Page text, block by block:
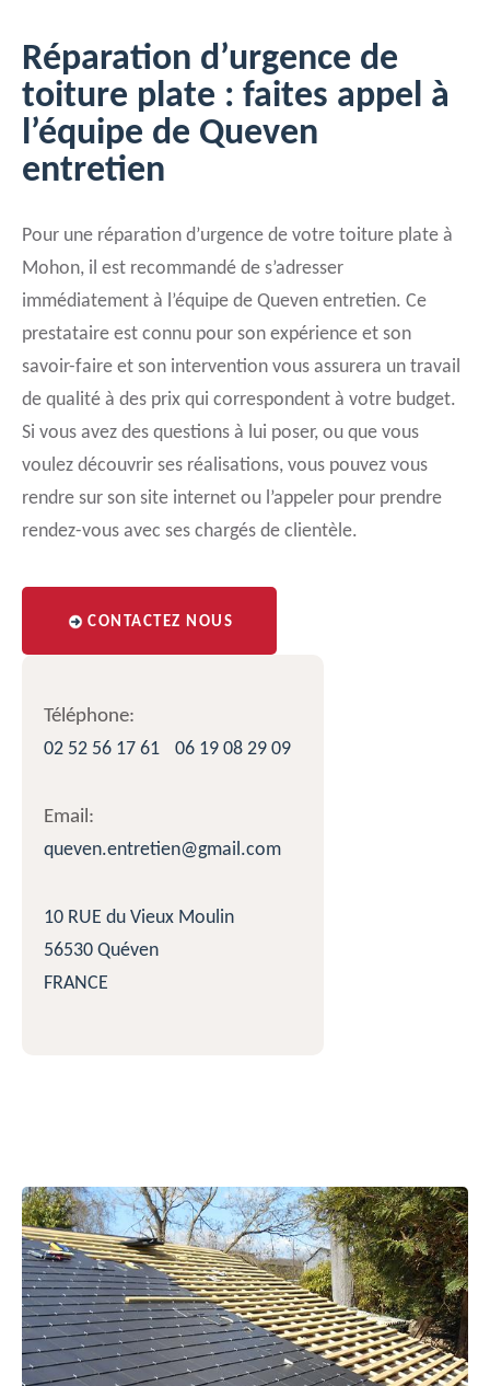
Réparation d’urgence de
toiture plate : faites appel à
l’équipe de Queven
entretien
Pour une réparation d’urgence de votre toiture plate à
Mohon, il est recommandé de s’adresser
immédiatement à l’équipe de Queven entretien. Ce
prestataire est connu pour son expérience et son
savoir-faire et son intervention vous assurera un travail
de qualité à des prix qui correspondent à votre budget.
Si vous avez des questions à lui poser, ou que vous
voulez découvrir ses réalisations, vous pouvez vous
rendre sur son site internet ou l’appeler pour prendre
rendez-vous avec ses chargés de clientèle.
CONTACTEZ NOUS
Téléphone:
02 52 56 17 61
06 19 08 29 09
Email:
queven.entretien@gmail.com
10 RUE du Vieux Moulin
56530 Quéven
FRANCE